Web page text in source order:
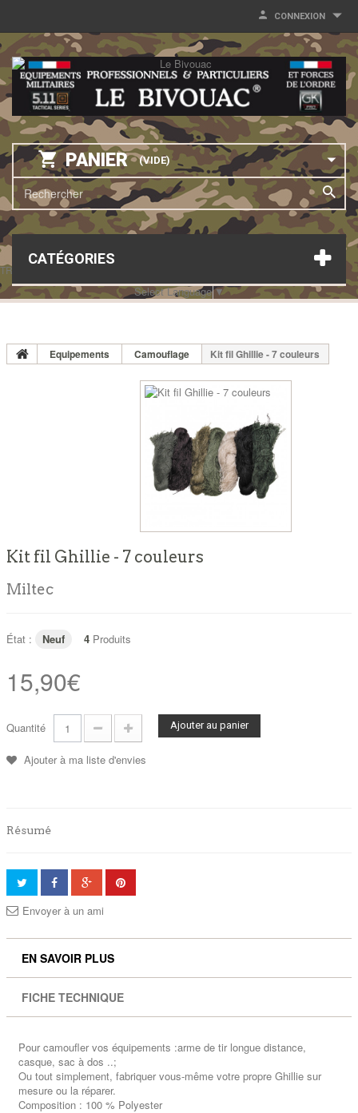
CONNEXION
PANIER (VIDE)
CATÉGORIES
TRANSLATE THIS PAGE
Select Language▼
Equipements Camouflage Kit fil Ghillie - 7 couleurs
Kit fil Ghillie - 7 couleurs
Miltec
État : Neuf 4 Produits
15,90€
Quantité Ajouter au panier
Ajouter à ma liste d'envies
Résumé
Envoyer à un ami
EN SAVOIR PLUS
FICHE TECHNIQUE
Pour camoufler vos équipements :arme de tir longue distance,
casque, sac à dos ..;
Ou tout simplement, fabriquer vous-même votre propre Ghillie sur
mesure ou la réparer.
Composition : 100 % Polyester